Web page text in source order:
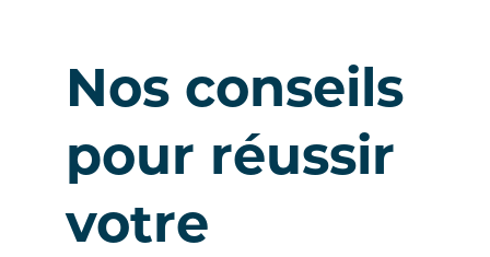
Nos conseils
pour réussir
votre